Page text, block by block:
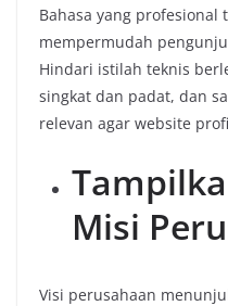
Bahasa yang
mempermudah
Hindari istilah teknis
singkat dan padat, dan
relevan agar website
Misi
Visi perusahaan